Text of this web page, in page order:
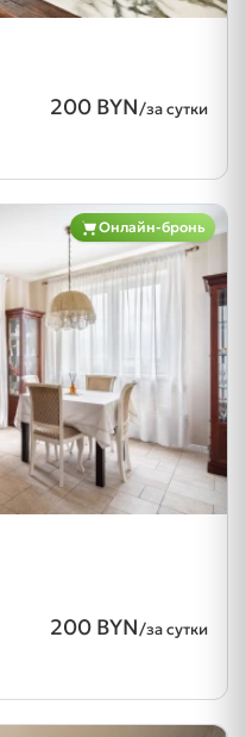
200 BYN/за сутки
Онлайн-бронь
200 BYN/за сутки